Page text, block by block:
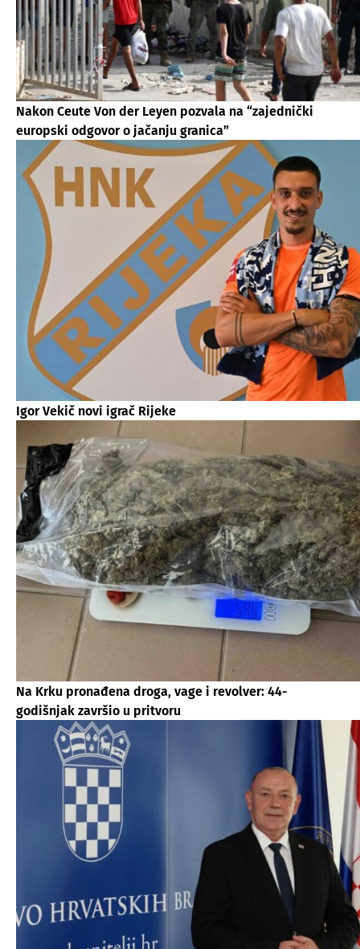
Nakon Ceute Von der Leyen pozvala na “zajednički
europski odgovor o jačanju granica”
Igor Vekič novi igrač Rijeke
Na Krku pronađena droga, vage i revolver: 44-
godišnjak završio u pritvoru